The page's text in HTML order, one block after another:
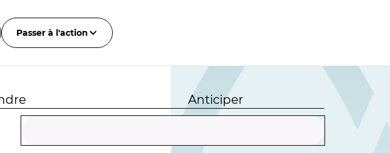
Passer à l'action
Anticiper